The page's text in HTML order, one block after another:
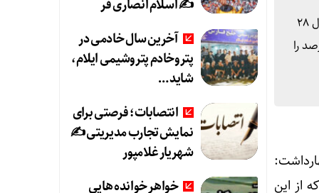
قاسم سلیمانی دشتکی در نشست ورای اداری استان با حضور وزیر ورزش و جوانان اظهارداشت: شهرستان ایلام با ۲۳۵ هزار نفر معادل ۲۸
تعداد ۳۲ هزار نفر معادل ۴۹ درصد را مردان و ۳۲ هزار نفر معادل ۵۰ درصد را
می دهند که از این
✍️ اسلام انصاری فر
آخرین سال خادمی در
پتروخادم پتروشیمی ایلام،
شاید …
انتصابات؛ فرصتی برای
نمایش تجارب مدیریتی ✍
شهریار غلامپور
خواهر خوانده هایی